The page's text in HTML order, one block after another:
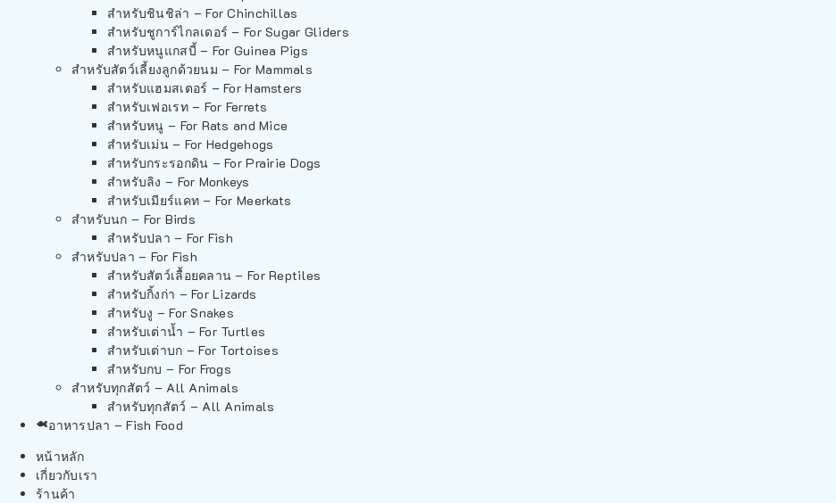
สำหรับชินชิล่า – For Chinchillas
สำหรับชูการ์ไกลเดอร์ – For Sugar Gliders
สำหรับหนูแกสบี้ – For Guinea Pigs
สำหรับสัตว์เลี้ยงลูกด้วยนม – For Mammals
สำหรับแฮมสเตอร์ – For Hamsters
สำหรับเฟอเรท – For Ferrets
สำหรับหนู – For Rats and Mice
สำหรับเม่น – For Hedgehogs
สำหรับกระรอกดิน – For Prairie Dogs
สำหรับลิง – For Monkeys
สำหรับเมียร์แคท – For Meerkats
สำหรับนก – For Birds
สำหรับปลา – For Fish
สำหรับปลา – For Fish
สำหรับสัตว์เลื้อยคลาน – For Reptiles
สำหรับกิ้งก่า – For Lizards
สำหรับงู – For Snakes
สำหรับเต่าน้ำ – For Turtles
สำหรับเต่าบก – For Tortoises
สำหรับกบ – For Frogs
สำหรับทุกสัตว์ – All Animals
สำหรับทุกสัตว์ – All Animals
อาหารปลา – Fish Food
หน้าหลัก
เกี่ยวกับเรา
ร้านค้า